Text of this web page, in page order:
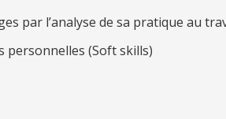
par l’analyse de sa pratique au
personnelles (Soft skills)